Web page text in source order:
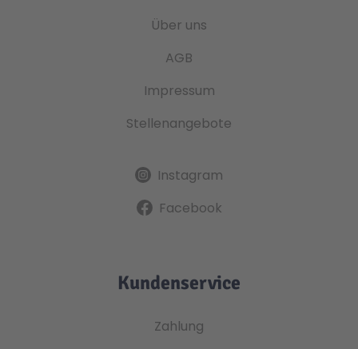
Über uns
AGB
Impressum
Stellenangebote
Instagram
Facebook
Kundenservice
Zahlung